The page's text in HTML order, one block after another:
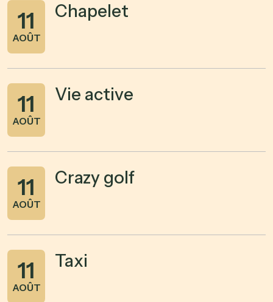
11
AOÛT
Chapelet
11
AOÛT
Vie active
11
AOÛT
Crazy golf
11
AOÛT
Taxi